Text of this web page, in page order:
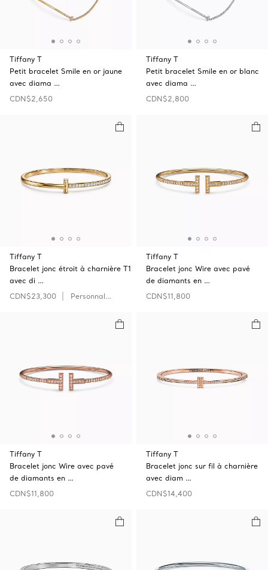
Tiffany T
Petit bracelet Smile en or jaune
avec diama …
CDN$2,650
Tiffany T
Petit bracelet Smile en or blanc
avec diama …
CDN$2,800
Tiffany T
Bracelet jonc étroit à charnière T1
avec di …
CDN$23,300
Personnaliser
Tiffany T
Bracelet jonc Wire avec pavé
de diamants en …
CDN$11,800
Tiffany T
Bracelet jonc Wire avec pavé
de diamants en …
CDN$11,800
Tiffany T
Bracelet jonc sur fil à charnière
avec diam …
CDN$14,400